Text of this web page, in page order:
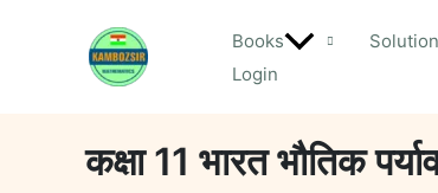
Books
Login
कक्षा 11 भारत भौतिक